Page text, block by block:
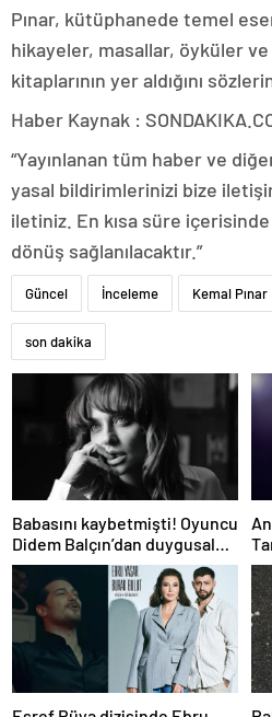
Pınar, kütüphanede temel
hikayeler, masallar, öyküler
kitaplarının yer aldığını
Haber Kaynak :
“Yayınlanan tüm haber ve
yasal bildirimlerinizi bize
iletiniz. En kısa süre
dönüş sağlanılacaktır.”
Güncel İnceleme Kemal Pınar
son dakika
Babasını kaybetmişti! Oyuncu
Didem Balçın’dan duygusal
paylaşım